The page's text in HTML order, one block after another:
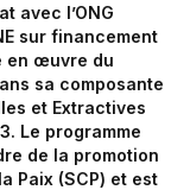
avec l’ONG
sur financement
en œuvre du
sa composante
et Extractives
Le programme
de la promotion
Paix (SCP) et est